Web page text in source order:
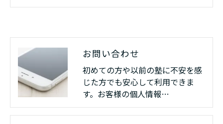
お問い合わせ
初めての方や以前の塾に不安を感
じた方でも安心して利用できま
す。お客様の個人情報…